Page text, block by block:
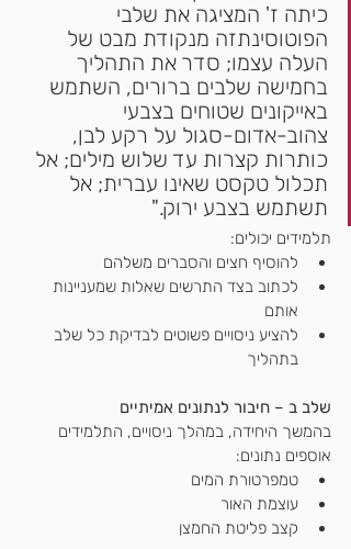
כיתה ז' המציגה את שלבי
הפוטוסינתזה מנקודת מבט של
העלה עצמו; סדר את התהליך
בחמישה שלבים ברורים, השתמש
באייקונים שטוחים בצבעי
צהוב-אדום-סגול על רקע לבן,
כותרות קצרות עד שלוש מילים; אל
תכלול טקסט שאינו עברית; אל
תשתמש בצבע ירוק."
תלמידים יכולים:
להוסיף חצים והסברים משלהם
לכתוב בצד התרשים שאלות שמעניינות
אותם
להציע ניסויים פשוטים לבדיקת כל שלב
בתהליך
שלב ב – חיבור לנתונים אמיתיים
בהמשך היחידה, במהלך ניסויים, התלמידים
אוספים נתונים:
טמפרטורת המים
עוצמת האור
קצב פליטת החמצן